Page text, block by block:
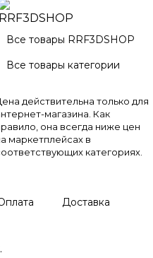
Все товары RRF3DSHOP
Все товары категории
действительна только для
магазина. Как
она всегда ниже цен
маркетплейсах в
категориях.
Доставка
.